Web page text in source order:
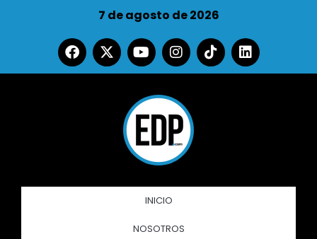
7 de agosto de 2026
INICIO
NOSOTROS